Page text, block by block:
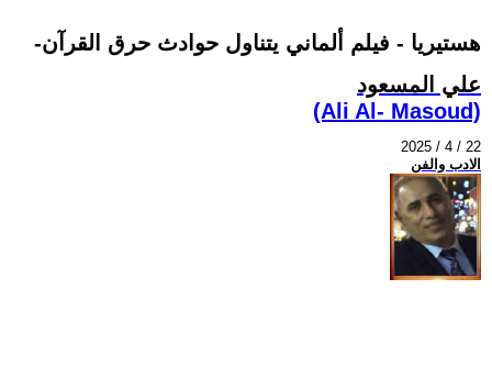
-هستيريا - فيلم ألماني يتناول حوادث حرق القرآن
علي المسعود
(Ali Al- Masoud)
2025 / 4 / 22
الادب والفن